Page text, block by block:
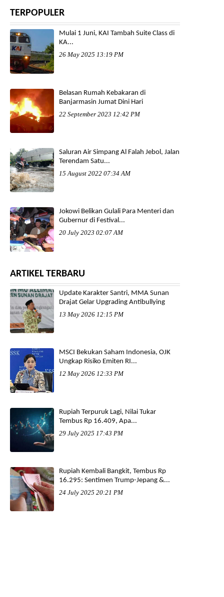
TERPOPULER
Mulai 1 Juni, KAI Tambah Suite Class di
KA...
26 May 2025 13:19 PM
Belasan Rumah Kebakaran di
Banjarmasin Jumat Dini Hari
22 September 2023 12:42 PM
Saluran Air Simpang Al Falah Jebol, Jalan
Terendam Satu...
15 August 2022 07:34 AM
Jokowi Belikan Gulali Para Menteri dan
Gubernur di Festival...
20 July 2023 02:07 AM
ARTIKEL TERBARU
Update Karakter Santri, MMA Sunan
Drajat Gelar Upgrading Antibullying
13 May 2026 12:15 PM
MSCI Bekukan Saham Indonesia, OJK
Ungkap Risiko Emiten RI...
12 May 2026 12:33 PM
Rupiah Terpuruk Lagi, Nilai Tukar
Tembus Rp 16.409, Apa...
29 July 2025 17:43 PM
Rupiah Kembali Bangkit, Tembus Rp
16.295: Sentimen Trump-Jepang &...
24 July 2025 20:21 PM